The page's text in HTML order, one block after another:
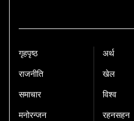
गृहपृष्‍ठ
राजनीति
समाचार
मनोरन्जन
अर्थ
खेल
विश्व
रहनसहन